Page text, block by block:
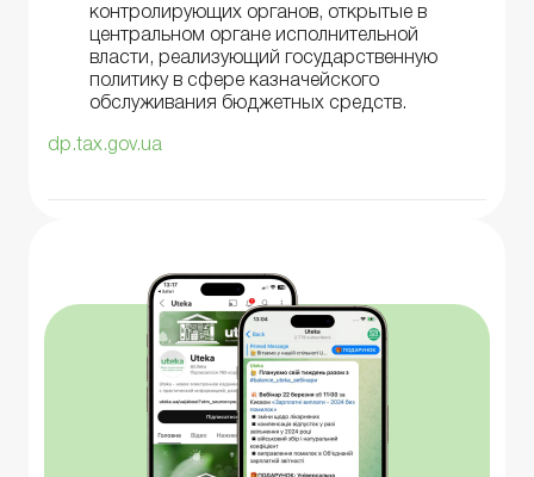
контролирующих органов, открытые в
центральном органе исполнительной
власти, реализующий государственную
политику в сфере казначейского
обслуживания бюджетных средств.
dp.tax.gov.ua